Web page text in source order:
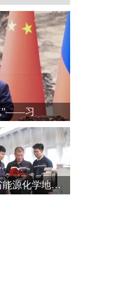
”——习
喜报！省能源化学地质工会系统主题